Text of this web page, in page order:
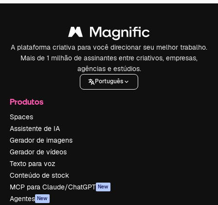
A plataforma criativa para você direcionar seu melhor trabalho.
Mais de 1 milhão de assinantes entre criativos, empresas,
agências e estúdios.
Português
Produtos
Spaces
Assistente de IA
Gerador de imagens
Gerador de vídeos
Texto para voz
Conteúdo de stock
MCP para Claude/ChatGPT New
Agentes New